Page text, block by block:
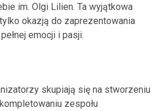
im. Olgi Lilien. Ta wyjątkowa
okazją do zaprezentowania
emocji i pasji.
skupiają się na stworzeniu
zespołu